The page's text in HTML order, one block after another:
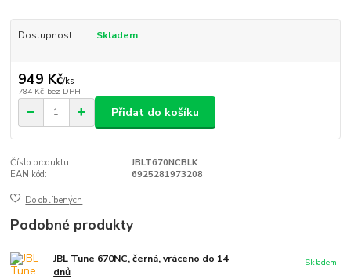
Dostupnost Skladem
949 Kč/ks
784 Kč bez DPH
Přidat do košíku
Číslo produktu:
JBLT670NCBLK
EAN kód:
6925281973208
Do oblíbených
Podobné produkty
JBL Tune 670NC, černá, vráceno do 14
dnů
Skladem